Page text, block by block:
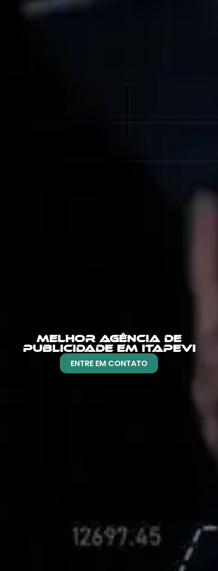
MELHOR AGÊNCIA DE
PUBLICIDADE EM ITAPEVI
ENTRE EM CONTATO